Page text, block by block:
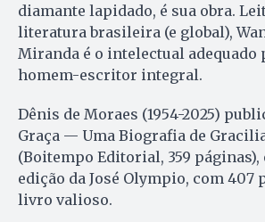
diamante lapidado, é sua obra.
literatura brasileira (e global),
Miranda é o intelectual adequado
homem-escritor integral.
Dênis de Moraes (1954-2025)
Graça — Uma Biografia de
(Boitempo Editorial, 359 páginas),
edição da José Olympio, com 407
livro valioso.